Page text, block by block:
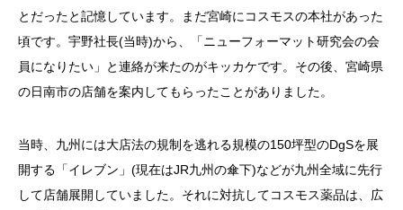
とだったと記憶しています。まだ宮崎にコスモスの本社があった
頃です。宇野社長(当時)から、「ニューフォーマット研究会の会
員になりたい」と連絡が来たのがキッカケです。その後、宮崎県
の日南市の店舗を案内してもらったことがありました。
当時、九州には大店法の規制を逃れる規模の150坪型のDgSを展
開する「イレブン」(現在はJR九州の傘下)などが九州全域に先行
して店舗展開していました。それに対抗してコスモス薬品は、広